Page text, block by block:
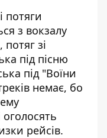
потяги
з вокзалу
зі
під пісню
під "Воїни
немає, бо
оголосять
рейсів.